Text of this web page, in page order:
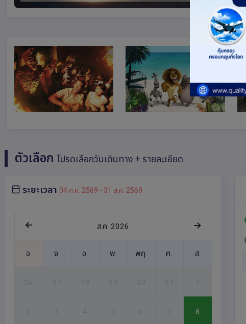
ตัวเลือกโปรดเลือกวันเดินทาง + รายละเอียด
ระยะเวลา 04 ก.ค. 2569 - 31 ส.ค. 2569
ส.ค. 2026
อ. จ. อ. พ. พฤ. ศ. ส.